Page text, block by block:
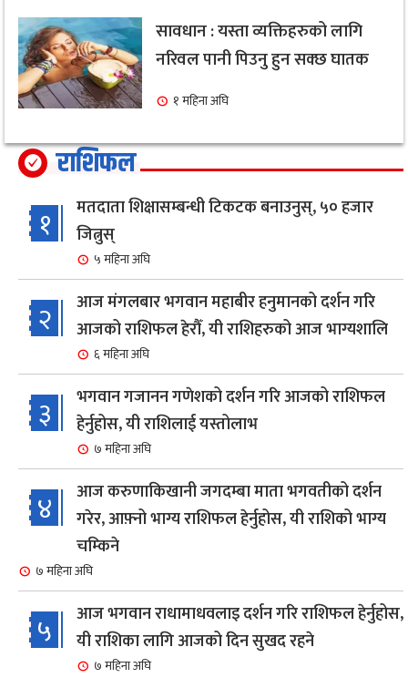
सावधान : यस्ता व्यक्तिहरुको लागि
नरिवल पानी पिउनु हुन सक्छ घातक
१ महिना अघि
राशिफल
१
मतदाता शिक्षासम्बन्धी टिकटक बनाउनुस्, ५० हजार
जित्नुस्
५ महिना अघि
२
आज मंगलबार भगवान महाबीर हनुमानको दर्शन गरि
आजको राशिफल हेरौँ, यी राशिहरुको आज भाग्यशालि
६ महिना अघि
३
भगवान गजानन गणेशको दर्शन गरि आजको राशिफल
हेर्नुहोस, यी राशिलाई यस्तोलाभ
७ महिना अघि
४
आज करुणाकिखानी जगदम्बा माता भगवतीको दर्शन
गरेर, आफ़्नो भाग्य राशिफल हेर्नुहोस, यी राशिको भाग्य
चम्किने
७ महिना अघि
५
आज भगवान राधामाधवलाइ दर्शन गरि राशिफल हेर्नुहोस,
यी राशिका लागि आजको दिन सुखद रहने
७ महिना अघि